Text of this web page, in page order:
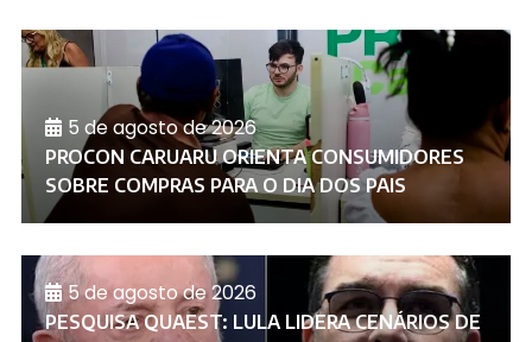
5 de agosto de 2026
PROCON CARUARU ORIENTA CONSUMIDORES
SOBRE COMPRAS PARA O DIA DOS PAIS
5 de agosto de 2026
PESQUISA QUAEST: LULA LIDERA CENÁRIOS DE